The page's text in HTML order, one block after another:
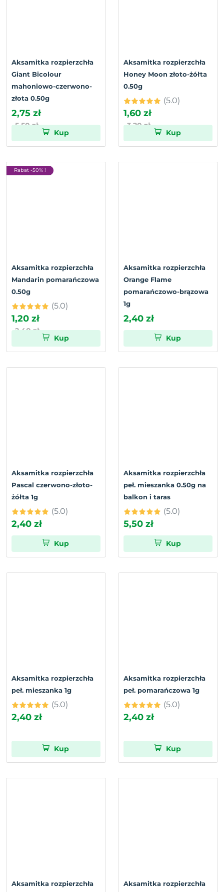
Aksamitka rozpierzchła
Giant Bicolour
mahoniowo-czerwono-
złota 0.50g
2,75 zł
5,50 zł
Kup
Aksamitka rozpierzchła
Honey Moon złoto-żółta
0.50g
(5.0)
1,60 zł
3,20 zł
Kup
Rabat -50% !
Aksamitka rozpierzchła
Mandarin pomarańczowa
0.50g
(5.0)
1,20 zł
2,40 zł
Kup
Aksamitka rozpierzchła
Orange Flame
pomarańczowo-brązowa
1g
2,40 zł
Kup
Aksamitka rozpierzchła
Pascal czerwono-złoto-
żółta 1g
(5.0)
2,40 zł
Kup
Aksamitka rozpierzchła
peł. mieszanka 0.50g na
balkon i taras
(5.0)
5,50 zł
Kup
Aksamitka rozpierzchła
peł. mieszanka 1g
(5.0)
2,40 zł
Kup
Aksamitka rozpierzchła
peł. pomarańczowa 1g
(5.0)
2,40 zł
Kup
Aksamitka rozpierzchła
Aksamitka rozpierzchła